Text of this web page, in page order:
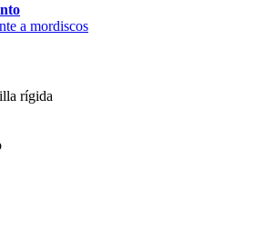
a mordiscos
rígida